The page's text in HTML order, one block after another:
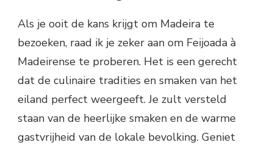
Als je ooit de kans krijgt om Madeira te
bezoeken, raad ik je zeker aan om Feijoada à
Madeirense te proberen. Het is een gerecht
dat de culinaire tradities en smaken van het
eiland perfect weergeeft. Je zult versteld
staan van de heerlijke smaken en de warme
gastvrijheid van de lokale bevolking. Geniet